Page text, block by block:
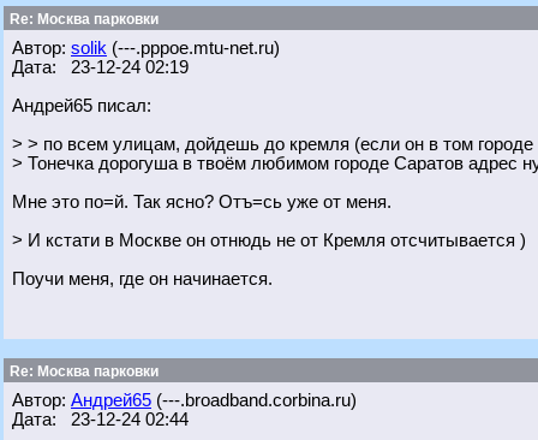
Re: Москва парковки
Автор: solik (---.pppoe.mtu-net.ru)
Дата: 23-12-24 02:19
Андрей65 писал:
> > по всем улицам, дойдешь до кремля (если он в том городе
> Тонечка дорогуша в твоём любимом городе Саратов адрес
Мне это по=й. Так ясно? Отъ=сь уже от меня.
> И кстати в Москве он отнюдь не от Кремля отсчитывается )
Поучи меня, где он начинается.
Re: Москва парковки
Автор: Андрей65 (---.broadband.corbina.ru)
Дата: 23-12-24 02:44